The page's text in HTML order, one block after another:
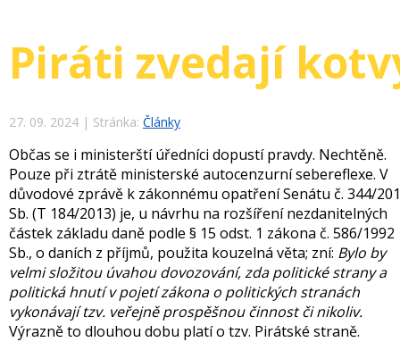
Piráti zvedají
27. 09. 2024 | Stránka: Články
Občas se i ministerští úředníci dopustí pravdy. Nechtěně.
Pouze při ztrátě ministerské autocenzurní sebereflexe. V
důvodové zprávě k zákonnému opatření Senátu č. 344/
Sb. (T 184/2013) je, u návrhu na rozšíření nezdanitelných
částek základu daně podle § 15 odst. 1 zákona č. 586/1992
Sb., o daních z příjmů, použita kouzelná věta; zní: Bylo by
velmi složitou úvahou dovozování, zda politické strany a
politická hnutí v pojetí zákona o politických stranách
vykonávají tzv. veřejně prospěšnou činnost či nikoliv.
Výrazně to dlouhou dobu platí o tzv. Pirátské straně.